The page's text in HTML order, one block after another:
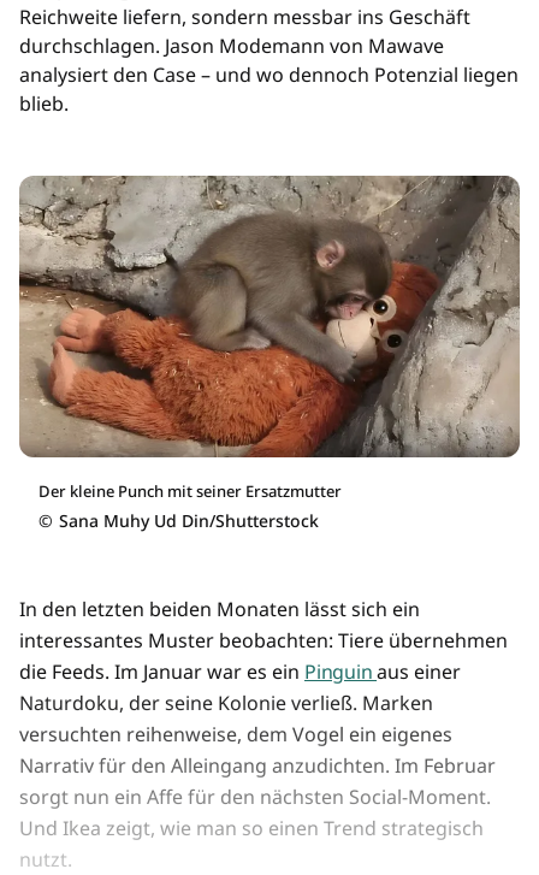
Reichweite liefern, sondern messbar ins Geschäft
durchschlagen. Jason Modemann von Mawave
analysiert den Case – und wo dennoch Potenzial liegen
blieb.
Der kleine Punch mit seiner Ersatzmutter
© Sana Muhy Ud Din/Shutterstock
In den letzten beiden Monaten lässt sich ein
interessantes Muster beobachten: Tiere übernehmen
die Feeds. Im Januar war es ein Pinguinaus einer
Naturdoku, der seine Kolonie verließ. Marken
versuchten reihenweise, dem Vogel ein eigenes
Narrativ für den Alleingang anzudichten. Im Februar
sorgt nun ein Affe für den nächsten Social-Moment.
Und Ikea zeigt, wie man so einen Trend strategisch
nutzt.